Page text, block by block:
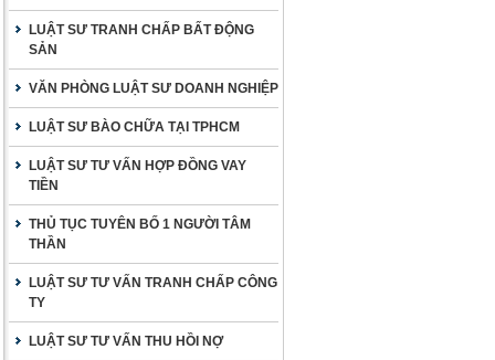
LUẬT SƯ TRANH CHẤP BẤT ĐỘNG
SẢN
VĂN PHÒNG LUẬT SƯ DOANH NGHIỆP
LUẬT SƯ BÀO CHỮA TẠI TPHCM
LUẬT SƯ TƯ VẤN HỢP ĐỒNG VAY
TIỀN
THỦ TỤC TUYÊN BỐ 1 NGƯỜI TÂM
THẦN
LUẬT SƯ TƯ VẤN TRANH CHẤP CÔNG
TY
LUẬT SƯ TƯ VẤN THU HỒI NỢ